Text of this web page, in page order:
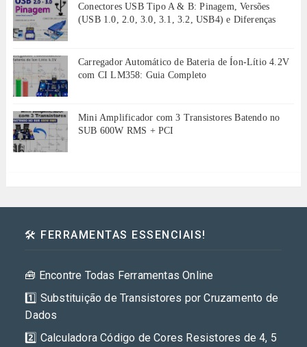
Conectores USB Tipo A & B: Pinagem, Versões
(USB 1.0, 2.0, 3.0, 3.1, 3.2, USB4) e Diferenças
Carregador Automático de Bateria de Íon-Lítio 4.2V
com CI LM358: Guia Completo
Mini Amplificador com 3 Transistores Batendo no
SUB 600W RMS + PCI
🛠️ FERRAMENTAS ESSENCIAIS!
🧰 Encontre Todas Ferramentas Online
1️⃣ Substituição de Transistores por Cruzamento de
Dados
2️⃣ Calculadora Código de Cores Resistores de 4, 5